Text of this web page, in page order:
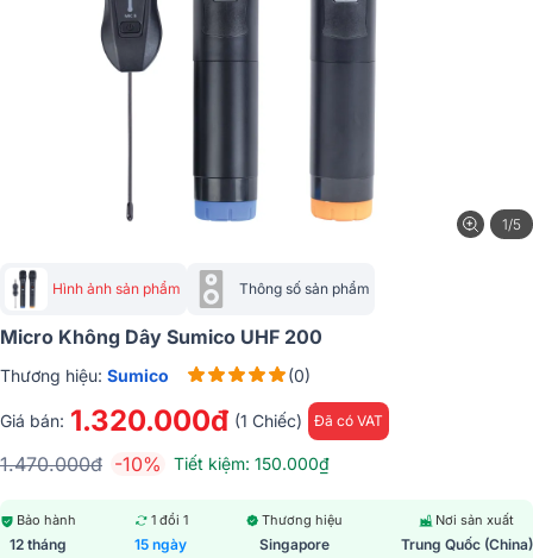
1/5
Hình ảnh sản phẩm Thông số sản phẩm
Micro Không Dây Sumico UHF 200
Thương hiệu: Sumico (0)
Giá bán: 1.320.000đ (1 Chiếc) Đã có VAT
1.470.000đ -10% Tiết kiệm: 150.000₫
Bảo hành
12 tháng
1 đổi 1
15 ngày
Thương hiệu
Singapore
Nơi sản xuất
Trung Quốc (China)